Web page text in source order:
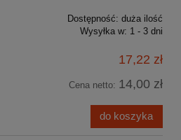
Dostępność: duża ilość
Wysyłka w: 1 - 3 dni
17,22 zł
Cena netto: 14,00 zł
do koszyka